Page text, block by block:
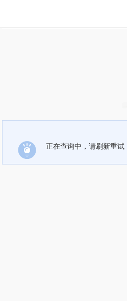
正在查询中，请刷新重试